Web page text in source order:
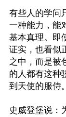
有些人的学问
一种能力，能
基本真理。即
证实，也看似
之中，而是被
的人都有这种
到天使的服侍。
史威登堡说：